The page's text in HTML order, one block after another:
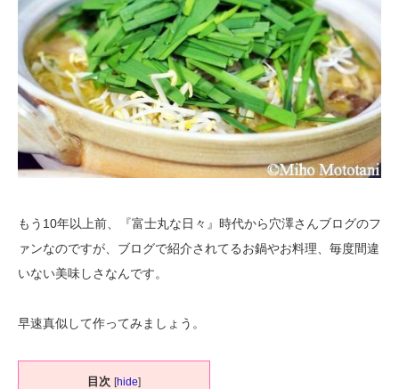
もう10年以上前、『富士丸な日々』時代から穴澤さんブログのフ
ァンなのですが、ブログで紹介されてるお鍋やお料理、毎度間違
いない美味しさなんです。
早速真似して作ってみましょう。
目次 [hide]